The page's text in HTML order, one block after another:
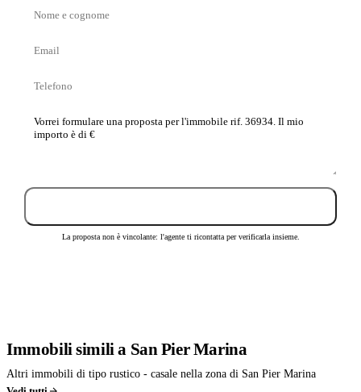
Nome
cognome
Email
Telefono
La
tua
La proposta non è vincolante: l'agente ti ricontatta per verificarla insieme.
Immobilisimili a San Pier Marina
Altri immobili di tipo rustico - casale nella zona di San Pier Marina